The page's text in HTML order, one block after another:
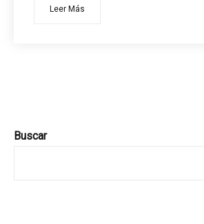
Buscar
Leer Más